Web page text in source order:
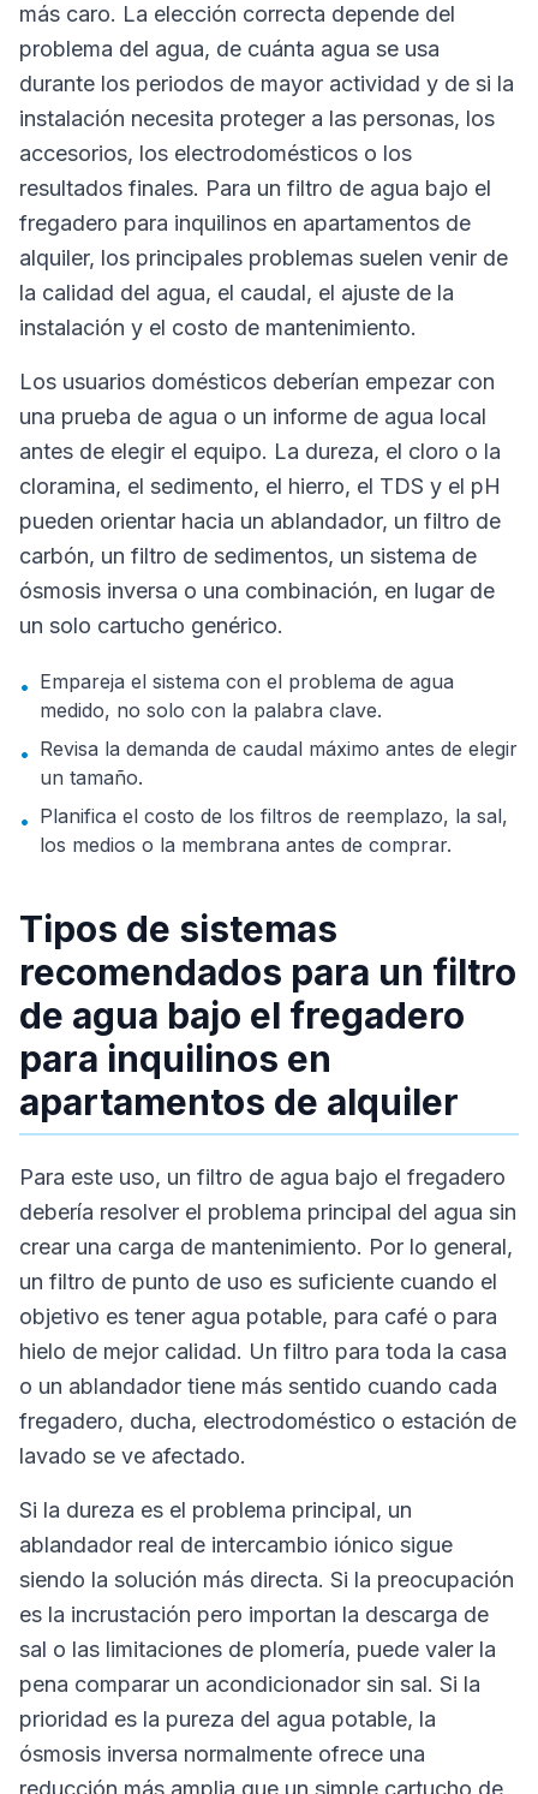
más caro. La elección correcta depende del
problema del agua, de cuánta agua se usa
durante los periodos de mayor actividad y de si la
instalación necesita proteger a las personas, los
accesorios, los electrodomésticos o los
resultados finales. Para un filtro de agua bajo el
fregadero para inquilinos en apartamentos de
alquiler, los principales problemas suelen venir de
la calidad del agua, el caudal, el ajuste de la
instalación y el costo de mantenimiento.
Los usuarios domésticos deberían empezar con
una prueba de agua o un informe de agua local
antes de elegir el equipo. La dureza, el cloro o la
cloramina, el sedimento, el hierro, el TDS y el pH
pueden orientar hacia un ablandador, un filtro de
carbón, un filtro de sedimentos, un sistema de
ósmosis inversa o una combinación, en lugar de
un solo cartucho genérico.
• Empareja el sistema con el problema de agua
medido, no solo con la palabra clave.
• Revisa la demanda de caudal máximo antes de elegir
un tamaño.
• Planifica el costo de los filtros de reemplazo, la sal,
los medios o la membrana antes de comprar.
Tipos de sistemas
recomendados para un filtro
de agua bajo el fregadero
para inquilinos en
apartamentos de alquiler
Para este uso, un filtro de agua bajo el fregadero
debería resolver el problema principal del agua sin
crear una carga de mantenimiento. Por lo general,
un filtro de punto de uso es suficiente cuando el
objetivo es tener agua potable, para café o para
hielo de mejor calidad. Un filtro para toda la casa
o un ablandador tiene más sentido cuando cada
fregadero, ducha, electrodoméstico o estación de
lavado se ve afectado.
Si la dureza es el problema principal, un
ablandador real de intercambio iónico sigue
siendo la solución más directa. Si la preocupación
es la incrustación pero importan la descarga de
sal o las limitaciones de plomería, puede valer la
pena comparar un acondicionador sin sal. Si la
prioridad es la pureza del agua potable, la
ósmosis inversa normalmente ofrece una
reducción más amplia que un simple cartucho de